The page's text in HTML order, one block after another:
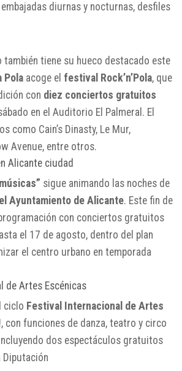
diurnas y nocturnas, desfiles
también tiene su hueco destacado este
Pola acoge el festival Rock’n’Pola, que
con diez conciertos gratuitos
en el Auditorio El Palmeral. El
como Cain’s Dinasty, Le Mur,
Avenue, entre otros.
Alicante ciudad
sigue animando las noches de
Ayuntamiento de Alicante. Este fin de
con conciertos gratuitos
el 17 de agosto, dentro del plan
el centro urbano en temporada
de Artes Escénicas
ciclo Festival Internacional de Artes
, con funciones de danza, teatro y circo
dos espectáculos gratuitos
Diputación